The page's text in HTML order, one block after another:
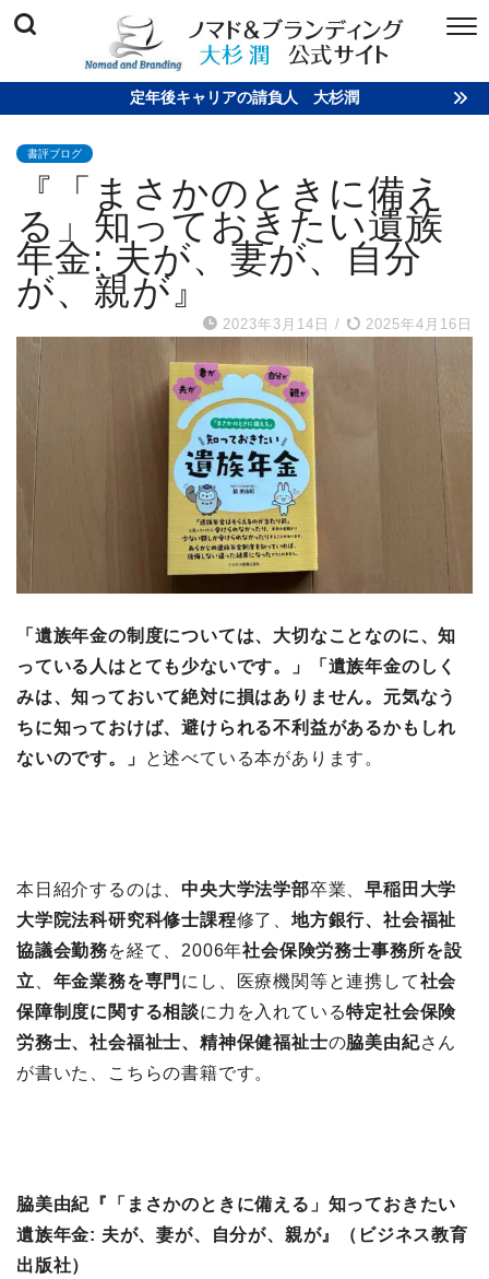
定年後キャリアの請負人 大杉潤
書評ブログ
『「まさかのときに備え
る」知っておきたい遺族
年金: 夫が、妻が、自分
が、親が』
2023年3月14日 / 2025年4月16日
「遺族年金の制度については、大切なことなのに、知
っている人はとても少ないです。」「遺族年金のしく
みは、知っておいて絶対に損はありません。元気なう
ちに知っておけば、避けられる不利益があるかもしれ
ないのです。」
と述べている本があります。
本日紹介するのは、中央大学法学部卒業、早稲田大学
大学院法科研究科修士課程修了、地方銀行、社会福祉
協議会勤務を経て、2006年社会保険労務士事務所を設
立
年金業務を専門 にし、医療機関等と連携して社会
保障制度に関する相談に力を入れている特定社会保険
労務士、社会福祉士、精神保健福祉士の脇美由紀さん
が書いた、こちらの書籍です。
脇美由紀『「まさかのときに備える」知っておきたい
遺族年金: 夫が、妻が、自分が、親が』（ビジネス教育
出版社）